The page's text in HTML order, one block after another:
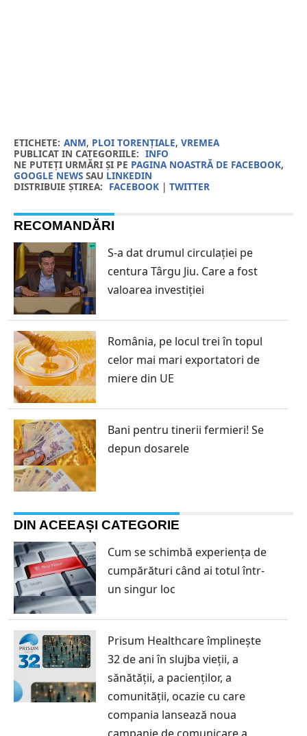
ETICHETE: ANM, PLOI TORENȚIALE, VREMEA
PUBLICAT IN CATEGORIILE: INFO
NE PUTEȚI URMĂRI ȘI PE PAGINA NOASTRĂ DE FACEBOOK,
GOOGLE NEWSSAU LINKEDIN
DISTRIBUIE ȘTIREA: FACEBOOK| TWITTER
RECOMANDĂRI
S-a dat drumul circulației pe
centura Târgu Jiu. Care a fost
valoarea investiției
România, pe locul trei în topul
celor mai mari exportatori de
miere din UE
Bani pentru tinerii fermieri! Se
depun dosarele
DIN ACEEAȘI CATEGORIE
Cum se schimbă experiența de
cumpărături când ai totul într-
un singur loc
Prisum Healthcare împlinește
32 de ani în slujba vieții, a
sănătății, a pacienților, a
comunității, ocazie cu care
compania lansează noua